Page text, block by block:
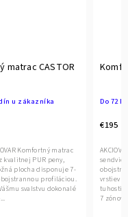
matrac CASTOR
u zákazníka
Komfortný matrac
kvalitnej PUR peny,
plocha disponuje 7-
profiláciou.
svalstvu dokonalé
Do 72
€195
vrstiev
tuhosti.
7